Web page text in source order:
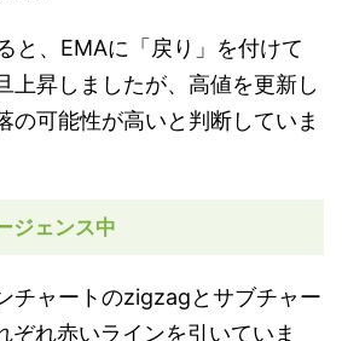
と、EMAに「戻り」を付けて
上昇しましたが、高値を更新し
の可能性が高いと判断していま
ジェンス中
チャートのzigzagとサブチャー
ぞれ赤いラインを引いていま